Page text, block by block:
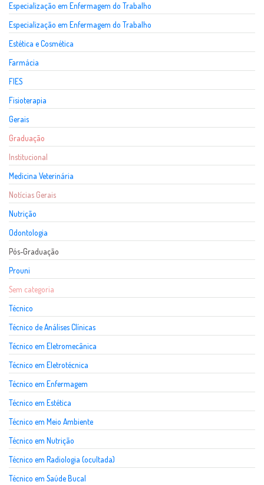
Especialização em Enfermagem do Trabalho
Especialização em Enfermagem do Trabalho
Estética e Cosmética
Farmácia
FIES
Fisioterapia
Gerais
Graduação
Institucional
Medicina Veterinária
Notícias Gerais
Nutrição
Odontologia
Pós-Graduação
Prouni
Sem categoria
Técnico
Técnico de Análises Clínicas
Técnico em Eletromecânica
Técnico em Eletrotécnica
Técnico em Enfermagem
Técnico em Estética
Técnico em Meio Ambiente
Técnico em Nutrição
Técnico em Radiologia (ocultada)
Técnico em Saúde Bucal